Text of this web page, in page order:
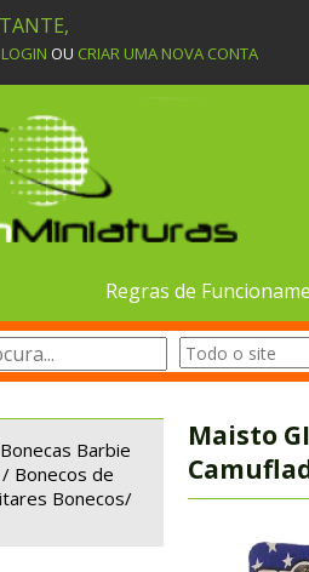
LOGIN OU CRIAR UMA NOVA CONTA
Regras de
Barbie
Bonecos de
Bonecos/
Maisto